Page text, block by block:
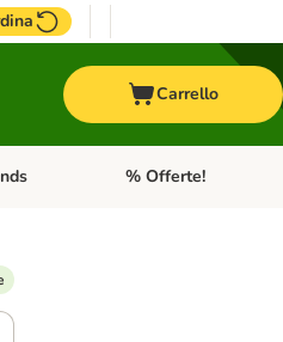
Carrello
Categoria: CavalliApri Menu Categoria:
% Offerte!